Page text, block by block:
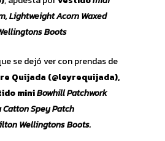
Lightweight Acorn Waxed
Boots
se dejó ver con prendas de
Quijada (@leyrequijada),
miniBowhill Patchwork
Spey Patch
Wellingtons Boots.